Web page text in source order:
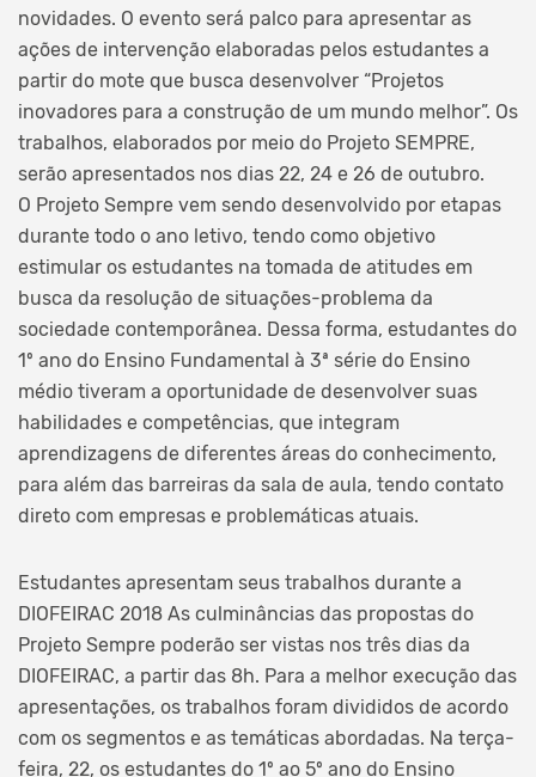
novidades. O evento será palco para apresentar as
ações de intervenção elaboradas pelos estudantes a
partir do mote que busca desenvolver “Projetos
inovadores para a construção de um mundo melhor”. Os
trabalhos, elaborados por meio do Projeto SEMPRE,
serão apresentados nos dias 22, 24 e 26 de outubro.
O Projeto Sempre vem sendo desenvolvido por etapas
durante todo o ano letivo, tendo como objetivo
estimular os estudantes na tomada de atitudes em
busca da resolução de situações-problema da
sociedade contemporânea. Dessa forma, estudantes do
1º ano do Ensino Fundamental à 3ª série do Ensino
médio tiveram a oportunidade de desenvolver suas
habilidades e competências, que integram
aprendizagens de diferentes áreas do conhecimento,
para além das barreiras da sala de aula, tendo contato
direto com empresas e problemáticas atuais.
Estudantes apresentam seus trabalhos durante a
DIOFEIRAC 2018 As culminâncias das propostas do
Projeto Sempre poderão ser vistas nos três dias da
DIOFEIRAC, a partir das 8h. Para a melhor execução das
apresentações, os trabalhos foram divididos de acordo
com os segmentos e as temáticas abordadas. Na terça-
feira, 22, os estudantes do 1º ao 5º ano do Ensino